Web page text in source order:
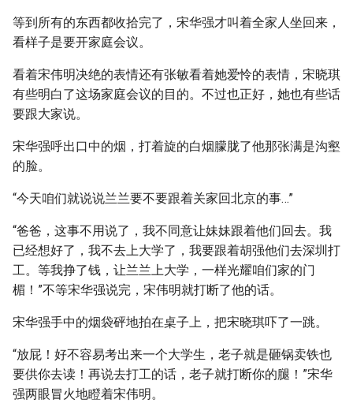
等到所有的东西都收拾完了，宋华强才叫着全家人坐回来，
看样子是要开家庭会议。
看着宋伟明决绝的表情还有张敏看着她爱怜的表情，宋晓琪
有些明白了这场家庭会议的目的。不过也正好，她也有些话
要跟大家说。
宋华强呼出口中的烟，打着旋的白烟朦胧了他那张满是沟壑
的脸。
“今天咱们就说说兰兰要不要跟着关家回北京的事…”
“爸爸，这事不用说了，我不同意让妹妹跟着他们回去。我
已经想好了，我不去上大学了，我要跟着胡强他们去深圳打
工。等我挣了钱，让兰兰上大学，一样光耀咱们家的门
楣！”不等宋华强说完，宋伟明就打断了他的话。
宋华强手中的烟袋砰地拍在桌子上，把宋晓琪吓了一跳。
“放屁！好不容易考出来一个大学生，老子就是砸锅卖铁也
要供你去读！再说去打工的话，老子就打断你的腿！”宋华
强两眼冒火地瞪着宋伟明。